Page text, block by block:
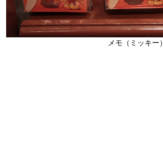
メモ（ミッキー）